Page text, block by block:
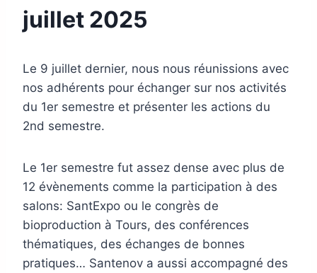
juillet 2025
Le 9 juillet dernier, nous nous réunissions avec
nos adhérents pour échanger sur nos activités
du 1er semestre et présenter les actions du
2nd semestre.
Le 1er semestre fut assez dense avec plus de
12 évènements comme la participation à des
salons: SantExpo ou le congrès de
bioproduction à Tours, des conférences
thématiques, des échanges de bonnes
pratiques… Santenov a aussi accompagné des